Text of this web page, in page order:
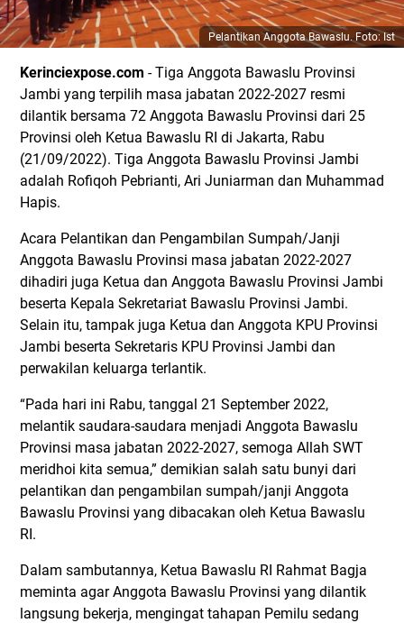
Pelantikan Anggota Bawaslu. Foto: Ist
Kerinciexpose.com - Tiga Anggota Bawaslu Provinsi
Jambi yang terpilih masa jabatan 2022-2027 resmi
dilantik bersama 72 Anggota Bawaslu Provinsi dari 25
Provinsi oleh Ketua Bawaslu RI di Jakarta, Rabu
(21/09/2022). Tiga Anggota Bawaslu Provinsi Jambi
adalah Rofiqoh Pebrianti, Ari Juniarman dan Muhammad
Hapis.
Acara Pelantikan dan Pengambilan Sumpah/Janji
Anggota Bawaslu Provinsi masa jabatan 2022-2027
dihadiri juga Ketua dan Anggota Bawaslu Provinsi Jambi
beserta Kepala Sekretariat Bawaslu Provinsi Jambi.
Selain itu, tampak juga Ketua dan Anggota KPU Provinsi
Jambi beserta Sekretaris KPU Provinsi Jambi dan
perwakilan keluarga terlantik.
“Pada hari ini Rabu, tanggal 21 September 2022,
melantik saudara-saudara menjadi Anggota Bawaslu
Provinsi masa jabatan 2022-2027, semoga Allah SWT
meridhoi kita semua,” demikian salah satu bunyi dari
pelantikan dan pengambilan sumpah/janji Anggota
Bawaslu Provinsi yang dibacakan oleh Ketua Bawaslu
RI.
Dalam sambutannya, Ketua Bawaslu RI Rahmat Bagja
meminta agar Anggota Bawaslu Provinsi yang dilantik
langsung bekerja, mengingat tahapan Pemilu sedang